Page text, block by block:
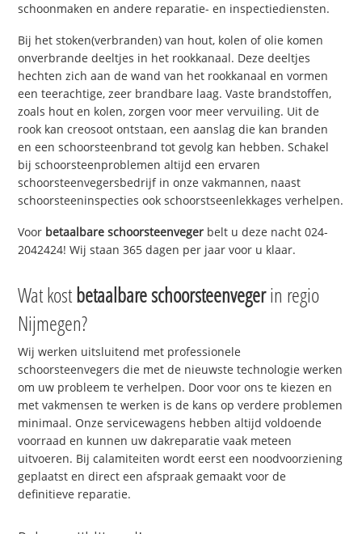
schoonmaken en andere reparatie- en inspectiediensten.
Bij het stoken(verbranden) van hout, kolen of olie komen
onverbrande deeltjes in het rookkanaal. Deze deeltjes
hechten zich aan de wand van het rookkanaal en vormen
een teerachtige, zeer brandbare laag. Vaste brandstoffen,
zoals hout en kolen, zorgen voor meer vervuiling. Uit de
rook kan creosoot ontstaan, een aanslag die kan branden
en een schoorsteenbrand tot gevolg kan hebben. Schakel
bij schoorsteenproblemen altijd een ervaren
schoorsteenvegersbedrijf in onze vakmannen, naast
schoorsteeninspecties ook schoorstseenlekkages verhelpen.
Voor betaalbare schoorsteenveger belt u deze nacht 024-
2042424! Wij staan 365 dagen per jaar voor u klaar.
Wat kostbetaalbare schoorsteenvegerin regio
Nijmegen?
Wij werken uitsluitend met professionele
schoorsteenvegers die met de nieuwste technologie werken
om uw probleem te verhelpen. Door voor ons te kiezen en
met vakmensen te werken is de kans op verdere problemen
minimaal. Onze servicewagens hebben altijd voldoende
voorraad en kunnen uw dakreparatie vaak meteen
uitvoeren. Bij calamiteiten wordt eerst een noodvoorziening
geplaatst en direct een afspraak gemaakt voor de
definitieve reparatie.